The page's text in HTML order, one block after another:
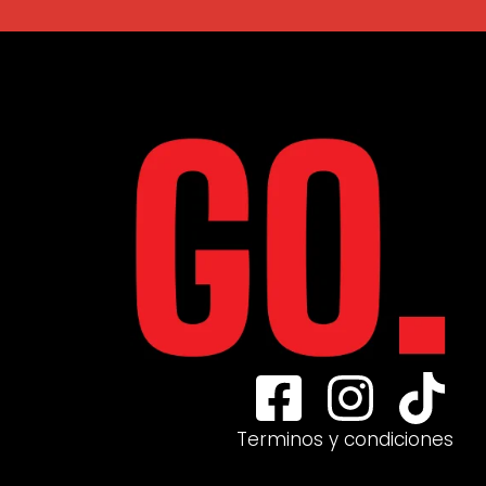
Terminos y condiciones